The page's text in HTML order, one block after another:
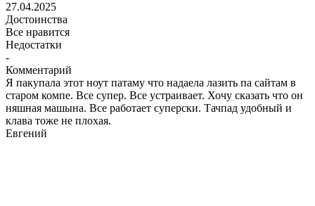
27.04.2025
Достоинства
Все нравится
Недостатки
-
Комментарий
Я пакупала этот ноут патаму что надаела лазить па сайтам в
старом компе. Все супер. Все устраивает. Хочу сказать что он
няшная машына. Все работает суперски. Тачпад удобный и
клава тоже не плохая.
Евгений